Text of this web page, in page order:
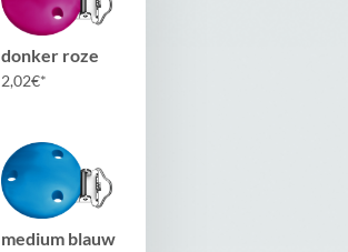
donker roze
2,02€
medium blauw